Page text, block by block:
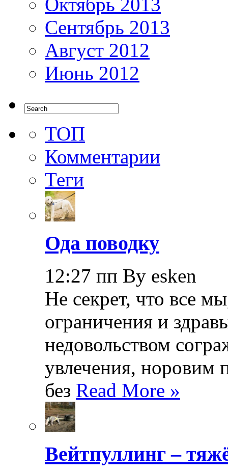
Сентябрь 2013
Август 2012
Июнь 2012
ТОП
Комментарии
Теги
Ода поводку
12:27 пп By esken
Не секрет, что все
ограничения и
недовольством
увлечения, норовим
без Read More »
Вейтпуллинг –